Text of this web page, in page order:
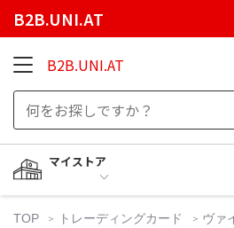
B2B.UNI.AT
B2B.UNI.AT
マイストア
TOP トレーディングカード ヴァ